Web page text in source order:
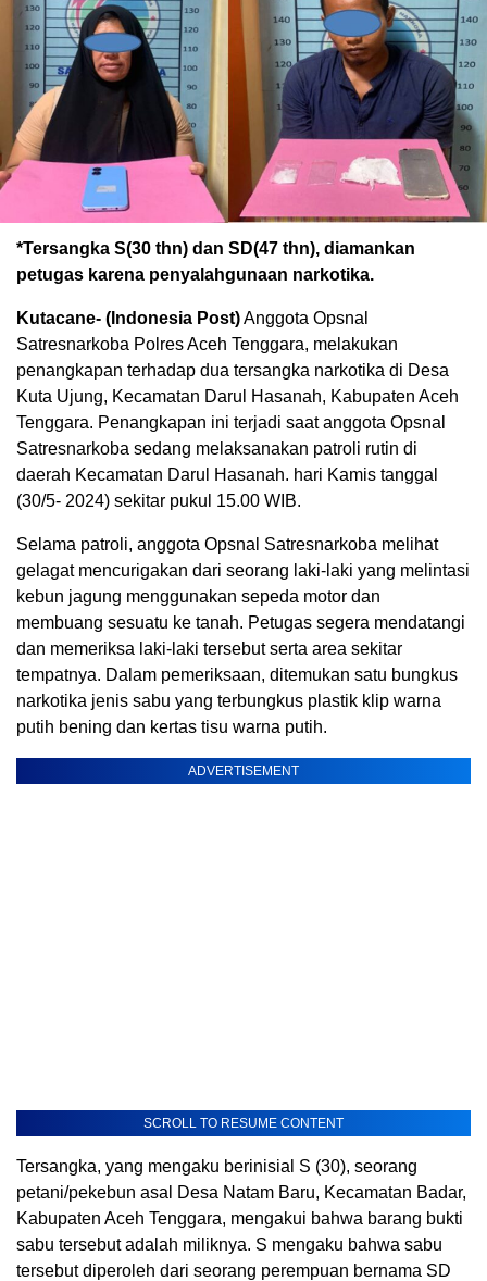
*Tersangka S(30 thn) dan SD(47 thn), diamankan
petugas karena penyalahgunaan narkotika.
Kutacane- (Indonesia Post)Anggota Opsnal
Satresnarkoba Polres Aceh Tenggara, melakukan
penangkapan terhadap dua tersangka narkotika di Desa
Kuta Ujung, Kecamatan Darul Hasanah, Kabupaten Aceh
Tenggara. Penangkapan ini terjadi saat anggota Opsnal
Satresnarkoba sedang melaksanakan patroli rutin di
daerah Kecamatan Darul Hasanah. hari Kamis tanggal
(30/5- 2024) sekitar pukul 15.00 WIB.
Selama patroli, anggota Opsnal Satresnarkoba melihat
gelagat mencurigakan dari seorang laki-laki yang melintasi
kebun jagung menggunakan sepeda motor dan
membuang sesuatu ke tanah. Petugas segera mendatangi
dan memeriksa laki-laki tersebut serta area sekitar
tempatnya. Dalam pemeriksaan, ditemukan satu bungkus
narkotika jenis sabu yang terbungkus plastik klip warna
putih bening dan kertas tisu warna putih.
ADVERTISEMENT
SCROLL TO RESUME CONTENT
Tersangka, yang mengaku berinisial S (30), seorang
petani/pekebun asal Desa Natam Baru, Kecamatan Badar,
Kabupaten Aceh Tenggara, mengakui bahwa barang bukti
sabu tersebut adalah miliknya. S mengaku bahwa sabu
tersebut diperoleh dari seorang perempuan bernama SD